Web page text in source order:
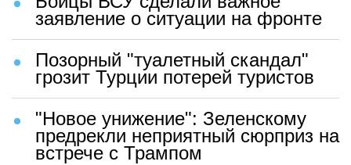
заявление о ситуации на фронте
Позорный "туалетный скандал"
грозит Турции потерей туристов
"Новое унижение": Зеленскому
предрекли неприятный сюрприз на
встрече с Трампом